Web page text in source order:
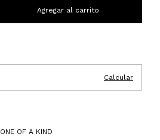
Calcular
ONE OF A KIND